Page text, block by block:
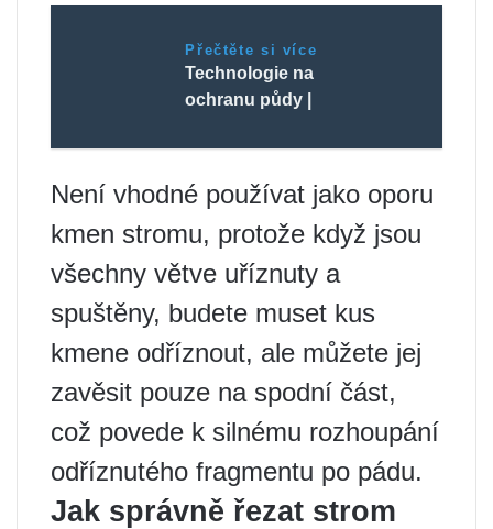
Přečtěte si více
Technologie na
ochranu půdy |
Není vhodné používat jako oporu
kmen stromu, protože když jsou
všechny větve uříznuty a
spuštěny, budete muset kus
kmene odříznout, ale můžete jej
zavěsit pouze na spodní část,
což povede k silnému rozhoupání
odříznutého fragmentu po pádu.
Jak správně řezat strom